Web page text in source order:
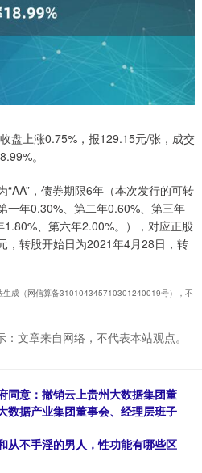
盘上涨0.75%，报129.15元/张，成交
。
，债券期限6年（本次发行的可转
一年0.30%、第二年0.60%、第三年
、第六年2.00%。），对应正股
，转股开始日为2021年4月28日，转
生成（网信算备310104345710301240019号），不
：文章来自网络，不代表本站观点。
同意：撤销云上贵州大数据集团董
数据产业集团董事会、经理层班子
从不手淫的男人，性功能有哪些区